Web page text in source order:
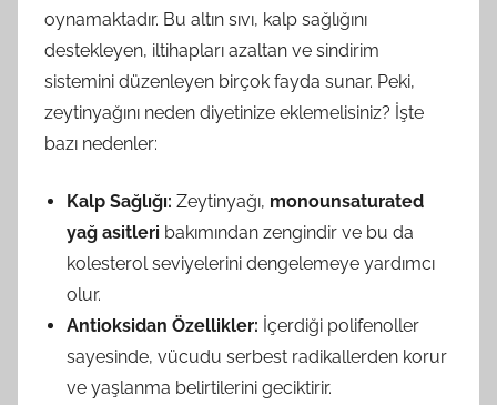
oynamaktadır. Bu altın sıvı, kalp sağlığını
destekleyen, iltihapları azaltan ve sindirim
sistemini düzenleyen birçok fayda sunar. Peki,
zeytinyağını neden diyetinize eklemelisiniz? İşte
bazı nedenler:
Kalp Sağlığı: Zeytinyağı, monounsaturated
yağ asitleri bakımından zengindir ve bu da
kolesterol seviyelerini dengelemeye yardımcı
olur.
Antioksidan Özellikler: İçerdiği polifenoller
sayesinde, vücudu serbest radikallerden korur
ve yaşlanma belirtilerini geciktirir.